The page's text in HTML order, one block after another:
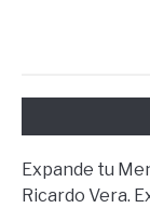
Expande tu
Ricardo Vera.